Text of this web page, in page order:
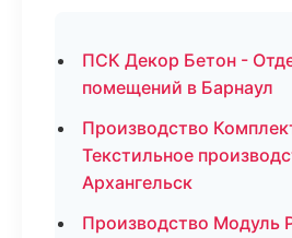
ПСК Декор Бетон -
помещений в Барнаул
Производство
Текстильное
Архангельск
Производство Модуль